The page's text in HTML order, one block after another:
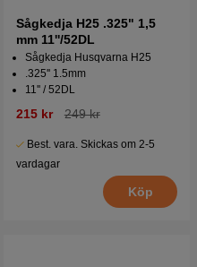
Sågkedja H25 .325" 1,5
mm 11''/52DL
Sågkedja Husqvarna H25
.325'' 1.5mm
11'' / 52DL
215 kr 249 kr
Best. vara. Skickas om 2-5
vardagar
Köp